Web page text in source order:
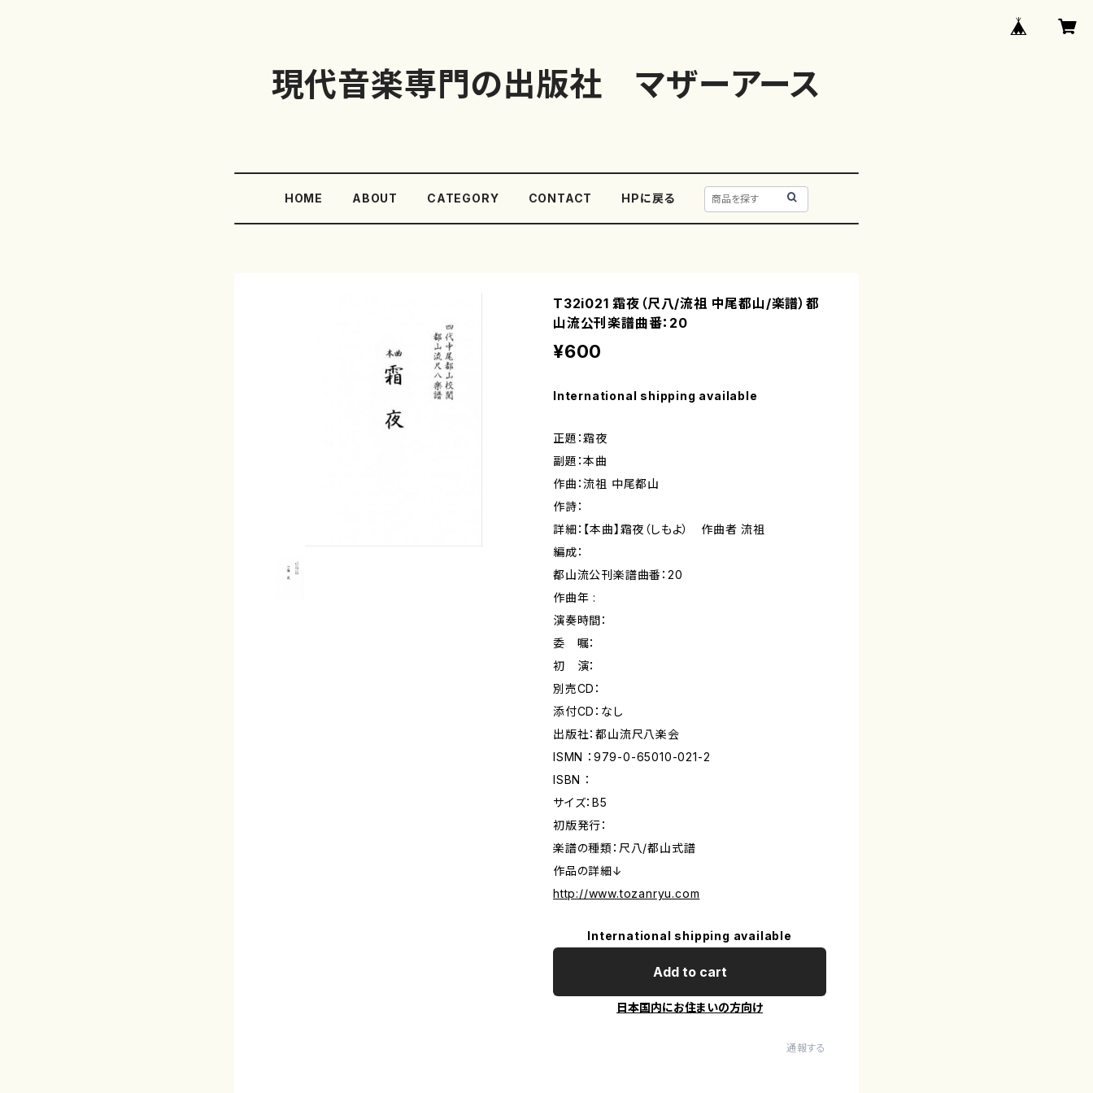
現代音楽専門の出版社 マザーアース
HOME ABOUT CATEGORY CONTACT HPに戻る
T32i021 霜夜（尺八/流祖 中尾都山/楽譜）都
山流公刊楽譜曲番：20
¥600
International shipping available
正題：霜夜
副題：本曲
作曲：流祖 中尾都山
作詩：
詳細：【本曲】霜夜（しもよ） 作曲者 流祖
編成：
都山流公刊楽譜曲番：20
作曲年 :
演奏時間：
委 嘱：
初 演：
別売CD：
添付CD：なし
出版社：都山流尺八楽会
ISMN ：979-0-65010-021-2
ISBN ：
サイズ：B5
初版発行：
楽譜の種類：尺八/都山式譜
作品の詳細↓
http://www.tozanryu.com
International shipping available
Add to cart
日本国内にお住まいの方向け
通報する